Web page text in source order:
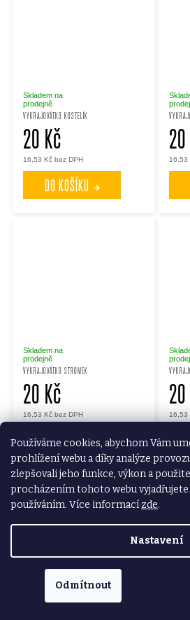
Používáme cookies, abychom Vám
prohlížení webu a díky analýze
zlepšovali jeho funkce, výkon a
procházením tohoto webu vyjadřujete
používáním. Více informací zde.
Nastavení
Odmítnout
VYKRAJOVÁTKO KOSTELÍK
Skladem na
prodejně
16,53 Kč bez DPH
20 Kč
DO KOŠÍKU
16,53
VYKRAJOVÁTKO STROMEK
Skladem na
prodejně
16,53 Kč bez DPH
20 Kč
DO KOŠÍKU
16,53
Skladem na